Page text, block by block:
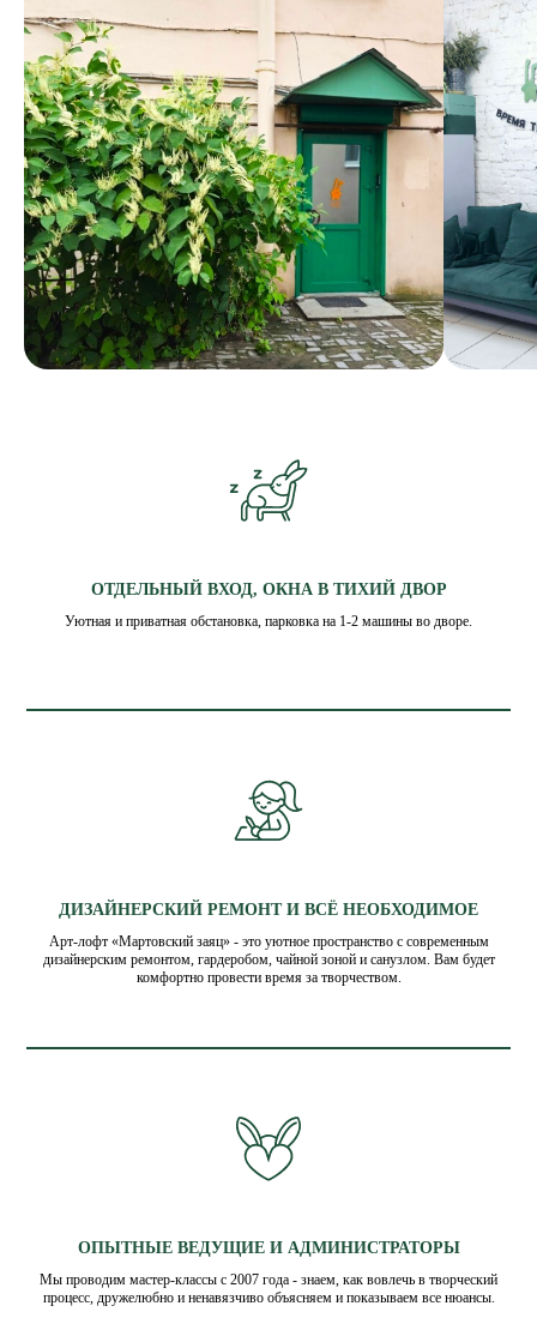
ОТДЕЛЬНЫЙ ВХОД, ОКНА В ТИХИЙ ДВОР
Уютная и приватная обстановка, парковка на 1-2 машины во дворе.
ДИЗАЙНЕРСКИЙ РЕМОНТ И ВСЁ НЕОБХОДИМОЕ
Арт-лофт «Мартовский заяц» - это уютное пространство с современным
дизайнерским ремонтом, гардеробом, чайной зоной и санузлом. Вам будет
комфортно провести время за творчеством.
ОПЫТНЫЕ ВЕДУЩИЕ И АДМИНИСТРАТОРЫ
Мы проводим мастер-классы с 2007 года - знаем, как вовлечь в творческий
процесс, дружелюбно и ненавязчиво объясняем и показываем все нюансы.